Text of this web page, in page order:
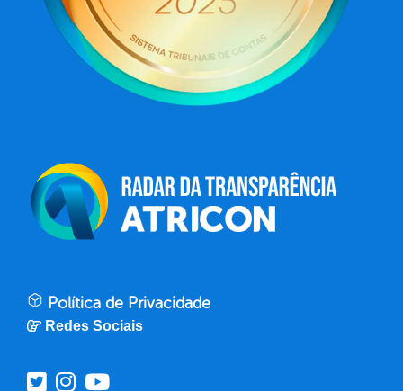
Política de Privacidade
Redes Sociais